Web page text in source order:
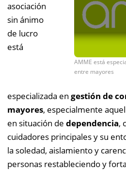
AMME está
entre mayores
asociación
sin ánimo
de lucro
está
especializada en gestión de
mayores, especialmente
en situación de dependencia,
cuidadores principales y su
la soledad, aislamiento y
personas restableciendo y